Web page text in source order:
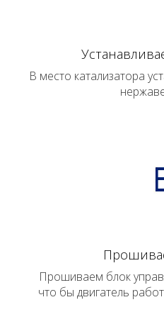
В место катализатора
Прошиваем блок
что бы двигатель